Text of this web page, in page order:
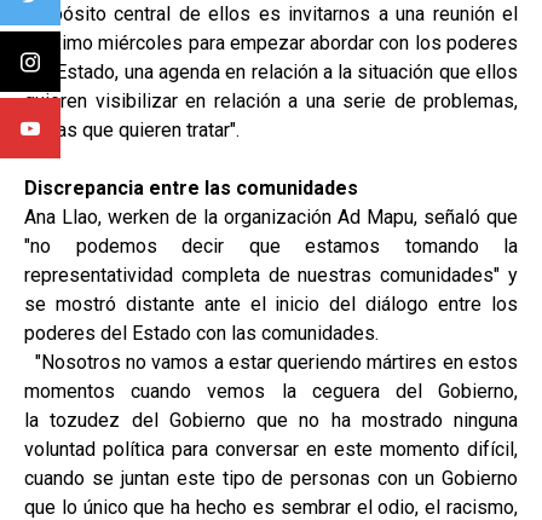
propósito central de ellos es invitarnos a una reunión el
próximo miércoles para empezar abordar con los poderes
del Estado, una agenda en relación a la situación que ellos
quieren visibilizar en relación a una serie de problemas,
temas que quieren tratar".
Discrepancia entre las comunidades
Ana Llao, werken de la organización Ad Mapu, señaló que
"no podemos decir que estamos tomando la
representatividad completa de nuestras comunidades" y
se mostró distante ante el inicio del diálogo entre los
poderes del Estado con las comunidades.
"Nosotros no vamos a estar queriendo mártires en estos
momentos cuando vemos la ceguera del Gobierno,
la tozudez del Gobierno que no ha mostrado ninguna
voluntad política para conversar en este momento difícil,
cuando se juntan este tipo de personas con un Gobierno
que lo único que ha hecho es sembrar el odio, el racismo,